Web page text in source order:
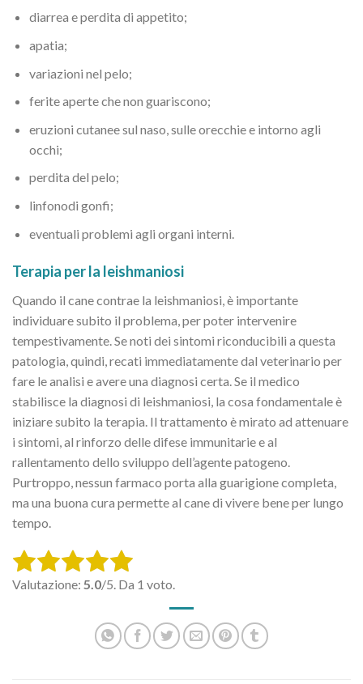
diarrea e perdita di appetito;
apatia;
variazioni nel pelo;
ferite aperte che non guariscono;
eruzioni cutanee sul naso, sulle orecchie e intorno agli
occhi;
perdita del pelo;
linfonodi gonfi;
eventuali problemi agli organi interni.
Terapia per la leishmaniosi
Quando il cane contrae la leishmaniosi, è importante
individuare subito il problema, per poter intervenire
tempestivamente. Se noti dei sintomi riconducibili a questa
patologia, quindi, recati immediatamente dal veterinario per
fare le analisi e avere una diagnosi certa. Se il medico
stabilisce la diagnosi di leishmaniosi, la cosa fondamentale è
iniziare subito la terapia. Il trattamento è mirato ad attenuare
i sintomi, al rinforzo delle difese immunitarie e al
rallentamento dello sviluppo dell’agente patogeno.
Purtroppo, nessun farmaco porta alla guarigione completa,
ma una buona cura permette al cane di vivere bene per lungo
tempo.
Rate this item:
SUBMIT RATING
Valutazione: 5.0/5. Da 1 voto.